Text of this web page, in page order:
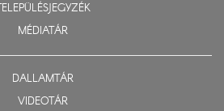
MÉDIATÁR
DALLAMTÁR
VIDEOTÁR